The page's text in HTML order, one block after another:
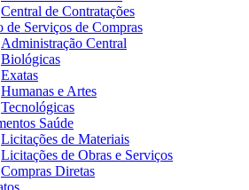
Central de Contratações
de Serviços de Compras
Administração Central
Biológicas
Exatas
Humanas e Artes
Tecnológicas
Saúde
Licitações de Materiais
Licitações de Obras e Serviços
Compras Diretas